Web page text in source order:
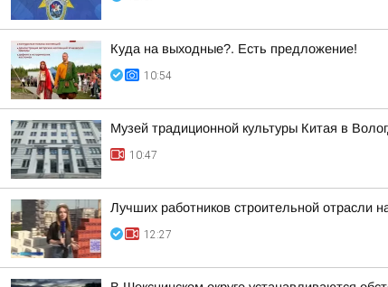
Куда на выходные?. Есть предложение!
10:54
Музей традиционной культуры Китая в
10:47
Лучших работников строительной отрасли
12:27